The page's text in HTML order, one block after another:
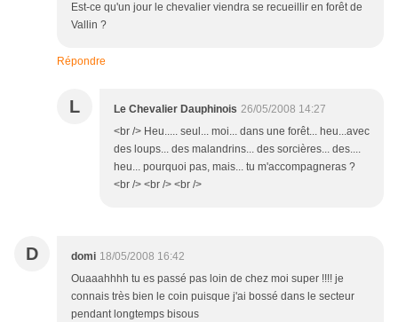
Est-ce qu'un jour le chevalier viendra se recueillir en forêt de
Vallin ?
Répondre
L Le Chevalier Dauphinois 26/05/2008 14:27
<br /> Heu..... seul... moi... dans une forêt... heu...avec
des loups... des malandrins... des sorcières... des....
heu... pourquoi pas, mais... tu m'accompagneras ?
<br /> <br /> <br />
D domi 18/05/2008 16:42
Ouaaahhhh tu es passé pas loin de chez moi super !!!! je
connais très bien le coin puisque j'ai bossé dans le secteur
pendant longtemps bisous